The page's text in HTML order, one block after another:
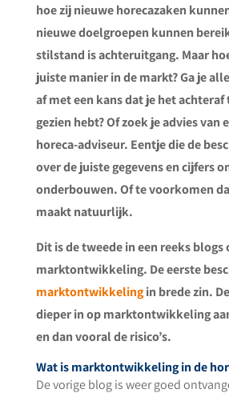
hoe zij nieuwe horecazaken
nieuwe doelgroepen kunnen
stilstand is achteruitgang. Maar
juiste manier in de markt? Ga je
af met een kans dat je het achteraf
gezien hebt? Of zoek je advies van
horeca-adviseur. Eentje die de
over de juiste gegevens en cijfers
onderbouwen. Of te voorkomen
maakt natuurlijk.
Dit is de tweede in een reeks blogs
marktontwikkeling. De eerste
marktontwikkelingin brede zin.
dieper in op marktontwikkeling
en dan vooral de risico’s.
Wat is marktontwikkeling in de
De vorige blog is weer goed